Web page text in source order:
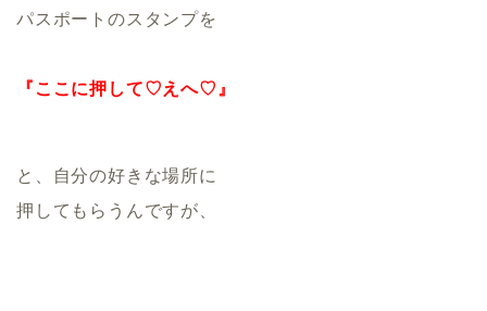
パスポートのスタンプを
『ここに押して♡えへ♡』
と、自分の好きな場所に
押してもらうんですが、